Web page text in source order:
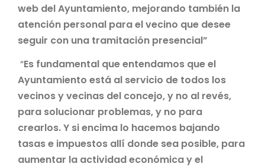
web del Ayuntamiento, mejorando también la
atención personal para el vecino que desee
seguir con una tramitación presencial”
“Es fundamental que entendamos que el
Ayuntamiento está al servicio de todos los
vecinos y vecinas del concejo, y no al revés,
para solucionar problemas, y no para
crearlos. Y si encima lo hacemos bajando
tasas e impuestos allí donde sea posible, para
aumentar la actividad económica y el